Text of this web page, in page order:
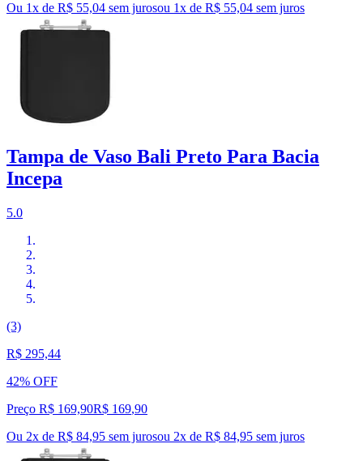
Ou 1x de R$ 55,04 sem jurosou 1x de R$ 55,04 sem juros
Tampa de Vaso Bali Preto Para Bacia
Incepa
5.0
(3)
R$ 295,44
42% OFF
Preço R$ 169,90R$ 169,90
Ou 2x de R$ 84,95 sem jurosou 2x de R$ 84,95 sem juros